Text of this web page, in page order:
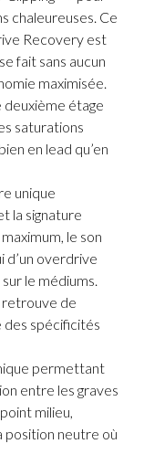
chaleureuses. Ce
Recovery est
fait sans aucun
maximisée.
deuxième étage
saturations
en lead qu’en
unique
la signature
le son
d’un overdrive
le médiums.
retrouve de
des spécificités
permettant
entre les graves
milieu,
neutre où